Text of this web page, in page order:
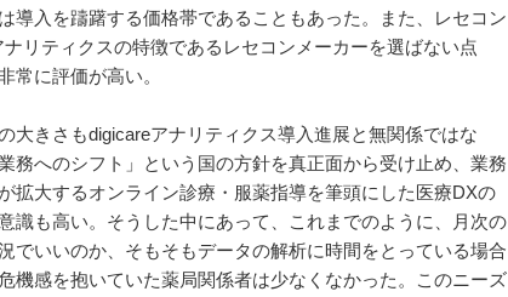
導入を躊躇する価格帯であることもあった。また、レセコン
リティクスの特徴であるレセコンメーカーを選ばない点
常に評価が高い。
きさもdigicareアナリティクス導入進展と無関係ではな
務へのシフト」という国の方針を真正面から受け止め、業務
拡大するオンライン診療・服薬指導を筆頭にした医療DXの
識も高い。そうした中にあって、これまでのように、月次の
でいいのか、そもそもデータの解析に時間をとっている場合
感を抱いていた薬局関係者は少なくなかった。このニーズ